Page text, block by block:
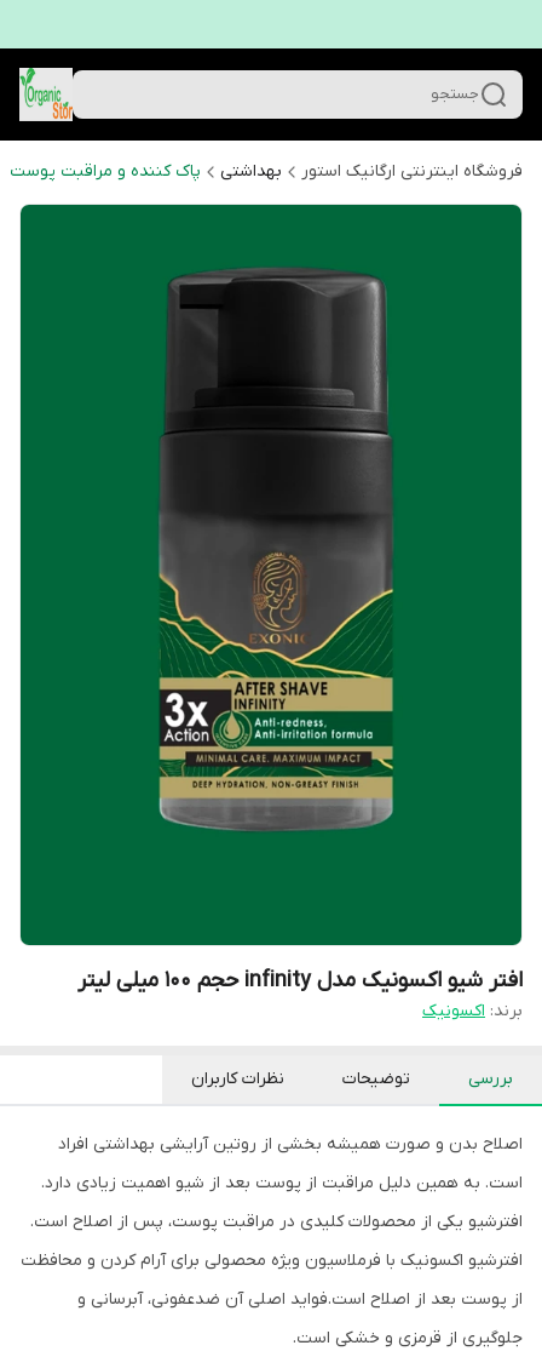
جستجو
فروشگاه اینترنتی ارگانیک استور بهداشتی پاک کننده و مراقبت پوست
افتر شیو اکسونیک مدل infinity حجم ۱۰۰ میلی لیتر
برند: اکسونیک
بررسی توضیحات نظرات کاربران
اصلاح بدن و صورت همیشه بخشی از روتین آرایشی بهداشتی افراد
است. به همین دلیل مراقبت از پوست بعد از شیو اهمیت زیادی دارد.
افترشیو یکی از محصولات کلیدی در مراقبت پوست، پس از اصلاح است.
افترشیو اکسونیک با فرملاسیون ویژه محصولی برای آرام کردن و محافظت
از پوست بعد از اصلاح است.فواید اصلی آن ضدعفونی، آبرسانی و
جلوگیری از قرمزی و خشکی است.